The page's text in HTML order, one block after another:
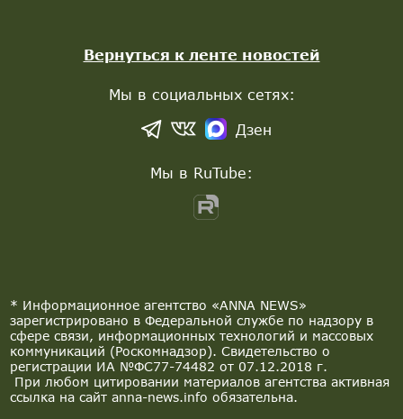
* Информационное агентство «ANNA NEWS»
зарегистрировано в Федеральной службе по надзору в
сфере связи, информационных технологий и массовых
коммуникаций (Роскомнадзор). Свидетельство о
регистрации ИА №ФС77-74482 от 07.12.2018 г.
При любом цитировании материалов агентства активная
ссылка на сайт anna-news.info обязательна.
Вернуться к ленте новостей
Мы в социальных сетях:
Дзен
Мы в RuTube: